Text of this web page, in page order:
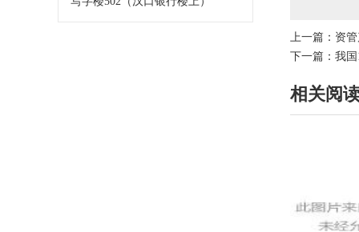
上一篇： 资
下一篇： 我
相关阅